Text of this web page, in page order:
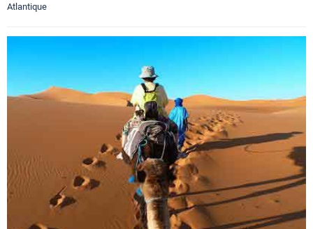
Atlantique